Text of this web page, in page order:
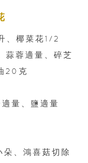
、椰菜花1/2
蒜蓉適量、碎芝
20克
量、鹽適量
、鴻喜菇切除